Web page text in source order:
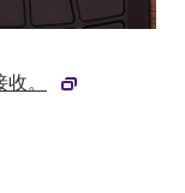
。